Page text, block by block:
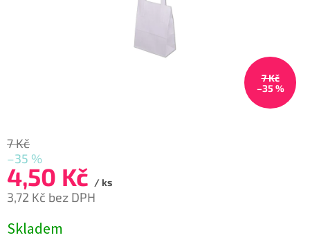
7 Kč
–35 %
7 Kč
–35 %
4,50 Kč / ks
3,72 Kč bez DPH
cena:
Skladem